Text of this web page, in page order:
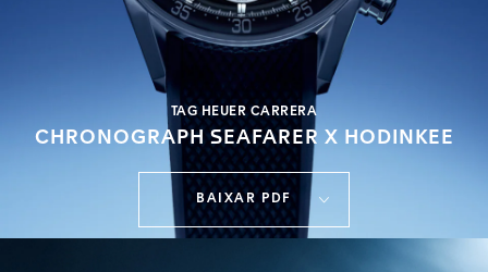
TAG HEUER CARRERA
CHRONOGRAPH SEAFARER X HODINKEE
BAIXAR PDF